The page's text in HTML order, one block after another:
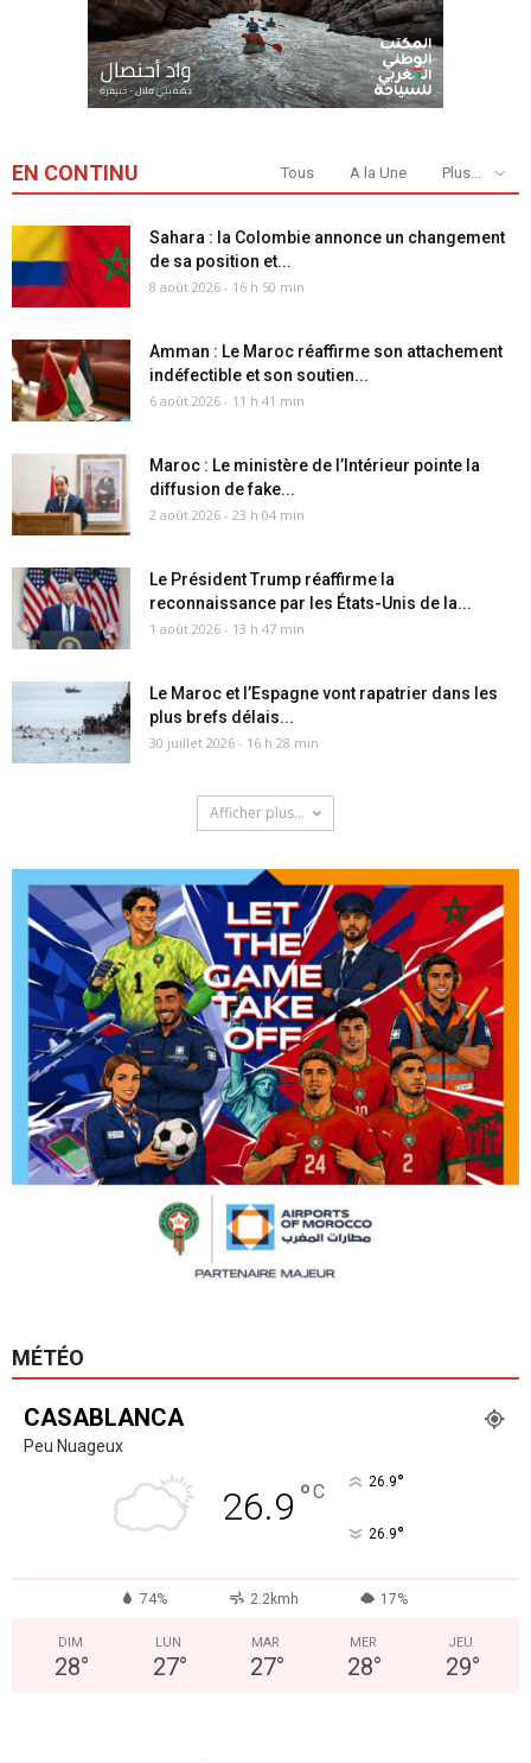
EN CONTINU Tous A la Une Plus...
Sahara : la Colombie annonce un changement
de sa position et...
8 août 2026 - 16 h 50 min
Amman : Le Maroc réaffirme son attachement
indéfectible et son soutien...
6 août 2026 - 11 h 41 min
Maroc : Le ministère de l’Intérieur pointe la
diffusion de fake...
2 août 2026 - 23 h 04 min
Le Président Trump réaffirme la
reconnaissance par les États-Unis de la...
1 août 2026 - 13 h 47 min
Le Maroc et l’Espagne vont rapatrier dans les
plus brefs délais...
30 juillet 2026 - 16 h 28 min
Afficher plus...
MÉTÉO
CASABLANCA
Peu Nuageux
26.9 °C 26.9°
26.9°
74% 2.2kmh 17%
DIM
28°
LUN
27°
MAR
27°
MER
28°
JEU
29°